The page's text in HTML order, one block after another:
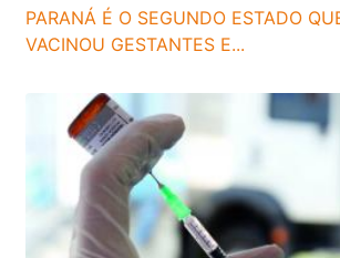
PARANÁ É O SEGUNDO ESTADO
VACINOU GESTANTES E...